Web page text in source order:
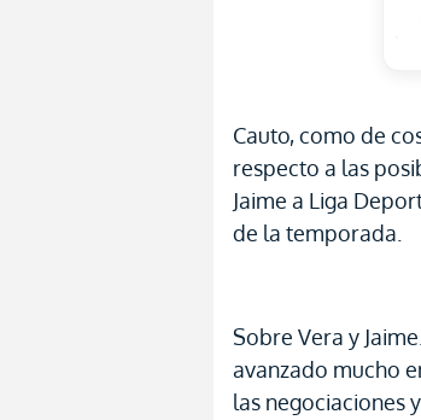
Cauto, como de
respecto a las
Jaime a Liga
de la temporada.
Sobre Vera y
avanzado mucho
las negociaciones